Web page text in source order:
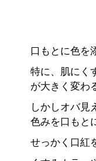
口もとに色を
特に、肌にく
が大きく変わ
しかしオバ見
色みを口もと
せっかく口紅